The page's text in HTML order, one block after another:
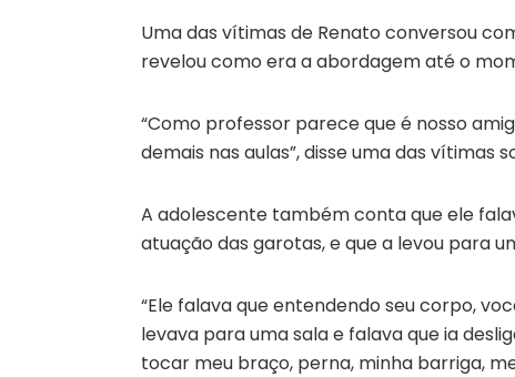
Uma das vítimas de Renato conversou
revelou como era a abordagem até o
“Como professor parece que é nosso
demais nas aulas”, disse uma das vítimas
A adolescente também conta que ele
atuação das garotas, e que a levou para
“Ele falava que entendendo seu corpo,
levava para uma sala e falava que ia
tocar meu braço, perna, minha barriga,